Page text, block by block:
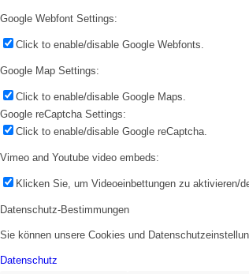
Google Webfont Settings:
Click to enable/disable Google Webfonts.
Google Map Settings:
Click to enable/disable Google Maps.
Google reCaptcha Settings:
Click to enable/disable Google reCaptcha.
Vimeo and Youtube video embeds:
Klicken Sie, um Videoeinbettungen zu aktivieren/
Datenschutz-Bestimmungen
Sie können unsere Cookies und
Datenschutz